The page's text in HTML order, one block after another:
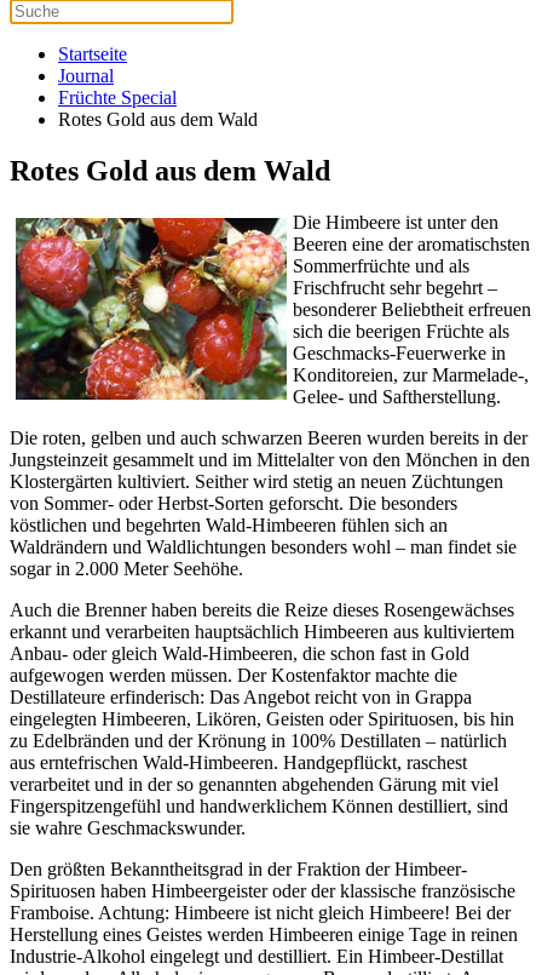
Startseite
Journal
Früchte Special
Rotes Gold aus dem Wald
Rotes Gold aus dem Wald
Die Himbeere ist unter den
Beeren eine der aromatischsten
Sommerfrüchte und als
Frischfrucht sehr begehrt –
besonderer Beliebtheit erfreuen
sich die beerigen Früchte als
Geschmacks-Feuerwerke in
Konditoreien, zur Marmelade-,
Gelee- und Saftherstellung.
Die roten, gelben und auch schwarzen Beeren wurden bereits in der
Jungsteinzeit gesammelt und im Mittelalter von den Mönchen in den
Klostergärten kultiviert. Seither wird stetig an neuen Züchtungen
von Sommer- oder Herbst-Sorten geforscht. Die besonders
köstlichen und begehrten Wald-Himbeeren fühlen sich an
Waldrändern und Waldlichtungen besonders wohl – man findet sie
sogar in 2.000 Meter Seehöhe.
Auch die Brenner haben bereits die Reize dieses Rosengewächses
erkannt und verarbeiten hauptsächlich Himbeeren aus kultiviertem
Anbau- oder gleich Wald-Himbeeren, die schon fast in Gold
aufgewogen werden müssen. Der Kostenfaktor machte die
Destillateure erfinderisch: Das Angebot reicht von in Grappa
eingelegten Himbeeren, Likören, Geisten oder Spirituosen, bis hin
zu Edelbränden und der Krönung in 100% Destillaten – natürlich
aus erntefrischen Wald-Himbeeren. Handgepflückt, raschest
verarbeitet und in der so genannten abgehenden Gärung mit viel
Fingerspitzengefühl und handwerklichem Können destilliert, sind
sie wahre Geschmackswunder.
Den größten Bekanntheitsgrad in der Fraktion der Himbeer-
Spirituosen haben Himbeergeister oder der klassische französische
Framboise. Achtung: Himbeere ist nicht gleich Himbeere! Bei der
Herstellung eines Geistes werden Himbeeren einige Tage in reinen
Industrie-Alkohol eingelegt und destilliert. Ein Himbeer-Destillat